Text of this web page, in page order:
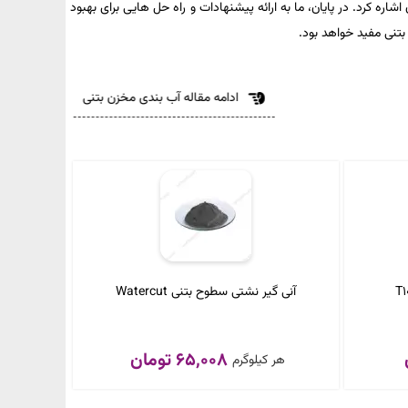
کرد. در پایان، ما به ارائه پیشنهادات و راه حل هایی برای بهبود
مفید خواهد بود.
ادامه مقاله آب بندی مخزن بتنی
آنی گیر نشتی سطوح بتنی Watercut
65,008 تومان هر کیلوگرم